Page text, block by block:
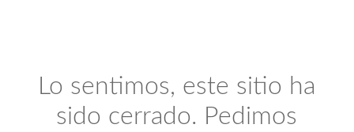
Lo sentimos, este sitio ha
sido cerrado. Pedimos